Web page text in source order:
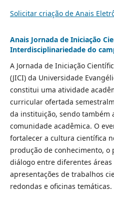
Solicitar criação de Anais
Anais Jornada de Iniciação
Interdisciplinariedade do
A Jornada de Iniciação
(JICI) da Universidade
constitui uma atividade
curricular ofertada
da instituição, sendo também
comunidade acadêmica. O
fortalecer a cultura científica
produção de conhecimento, o
diálogo entre diferentes
apresentações de trabalhos
redondas e oficinas temáticas.